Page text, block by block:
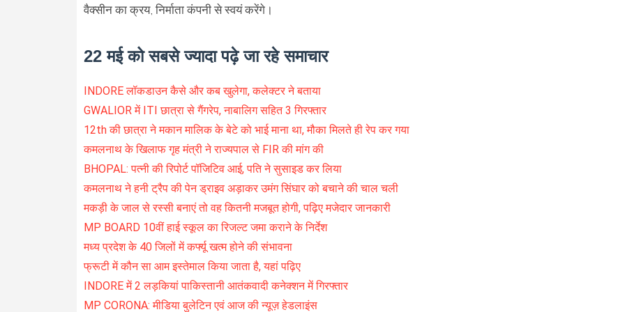
वैक्सीन का क्रय, निर्माता कंपनी से स्वयं करेंगे।
22 मई को सबसे ज्यादा पढ़े जा रहे समाचार
INDORE लॉकडाउन कैसे और कब खुलेगा, कलेक्टर ने बताया
GWALIOR में ITI छात्रा से गैंगरेप, नाबालिग सहित 3 गिरफ्तार
12th की छात्रा ने मकान मालिक के बेटे को भाई माना था, मौका मिलते ही रेप कर गया
कमलनाथ के खिलाफ गृह मंत्री ने राज्यपाल से FIR की मांग की
BHOPAL: पत्नी की रिपोर्ट पॉजिटिव आई, पति ने सुसाइड कर लिया
कमलनाथ ने हनी ट्रैप की पेन ड्राइव अड़ाकर उमंग सिंघार को बचाने की चाल चली
मकड़ी के जाल से रस्सी बनाएं तो वह कितनी मजबूत होगी, पढ़िए मजेदार जानकारी
MP BOARD 10वीं हाई स्कूल का रिजल्ट जमा कराने के निर्देश
मध्य प्रदेश के 40 जिलों में कर्फ्यू खत्म होने की संभावना
फ्रूटी में कौन सा आम इस्तेमाल किया जाता है, यहां पढ़िए
INDORE में 2 लड़कियां पाकिस्तानी आतंकवादी कनेक्शन में गिरफ्तार
MP CORONA: मीडिया बुलेटिन एवं आज की न्यूज़ हेडलाइंस